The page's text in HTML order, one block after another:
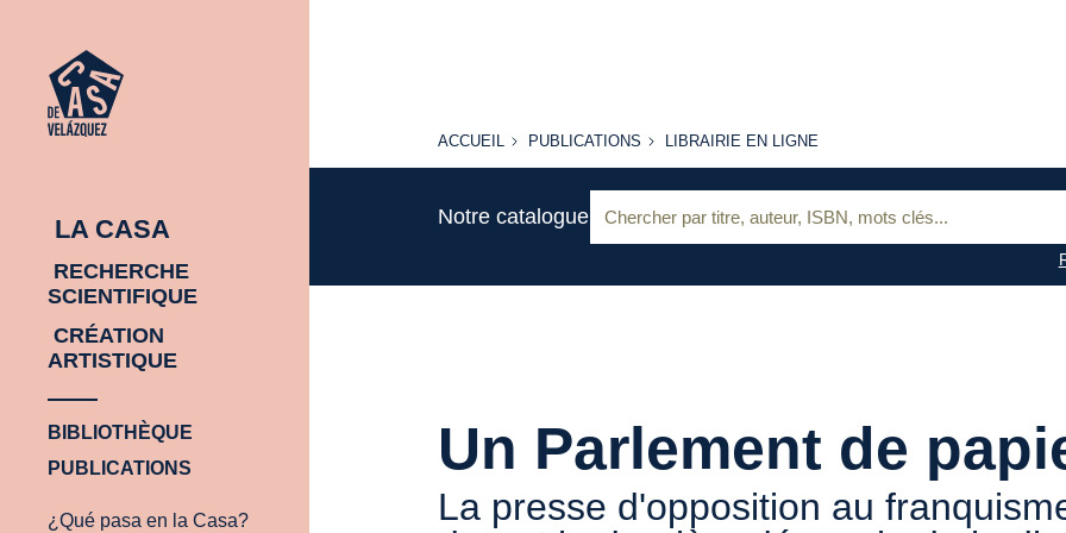
LA CASA
RECHERCHE
SCIENTIFIQUE
CRÉATION
ARTISTIQUE
BIBLIOTHÈQUE
PUBLICATIONS
¿Qué pasa en la Casa?
ACCUEIL
ACCUEIL PUBLICATIONS
PUBLICATIONS
LIBRAIRIE
LIBRAIRIE EN LIGNE
Notre catalogue:
Un Parlement de
La presse d'opposition au